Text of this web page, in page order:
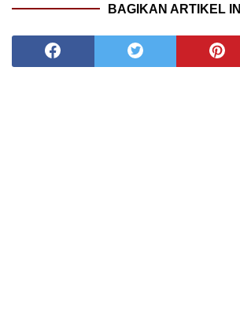
BAGIKAN ARTIKEL INI